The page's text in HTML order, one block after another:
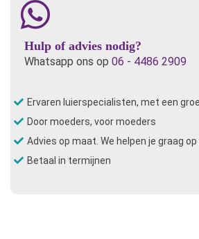
(Goldfish)
aantal
Hulp of advies nodig?
Whatsapp ons op 06 - 4486 2909
Ervaren luierspecialisten, met een
Door moeders, voor moeders
Advies op maat. We helpen je graag op
Betaal in termijnen